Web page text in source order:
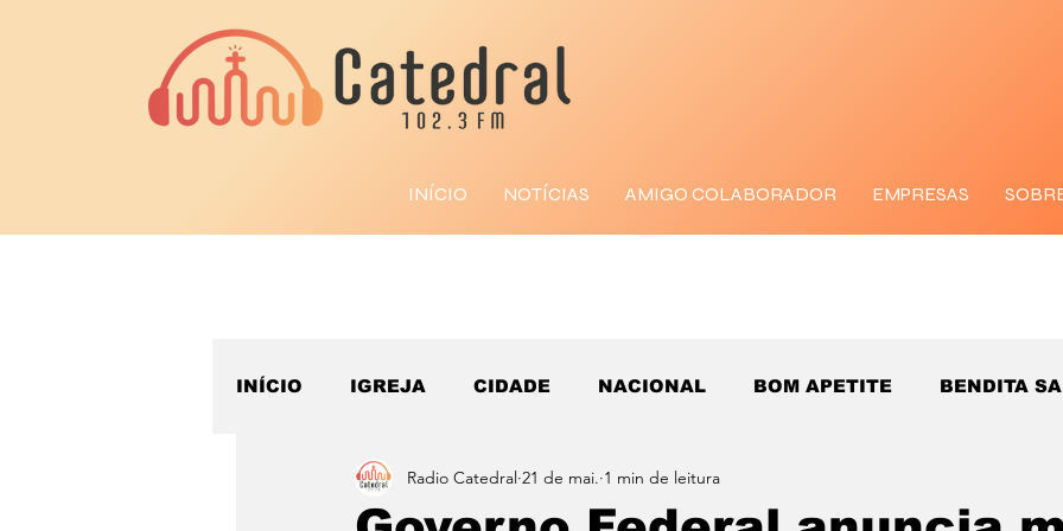
INÍCIO NOTÍCIAS AMIGO COLABORADOR EMPRESAS
INÍCIO IGREJA CIDADE NACIONAL BOM APETITE BENDITA
ESPORTE Radio Catedral 21 de mai. 1 min de leitura